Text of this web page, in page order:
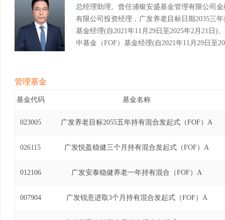
总经理助理。曾任浦银安盛基金管理有限公司
有限公司投资经理，广发养老目标日期2035三
基金经理(自2021年11月29日至2025年2月21日)
中基金（FOF）基金经理(自2021年11月29日至
管理基金
基金代码 基金名称
023005 广发养老目标2055五年持有混合发起式（FOF）A
026115 广发悦盈稳健三个月持有混合发起式（FOF）A
012106 广发安泰稳健养老一年持有混合（FOF）A
007904 广发锐意进取3个月持有混合发起式（FOF）A